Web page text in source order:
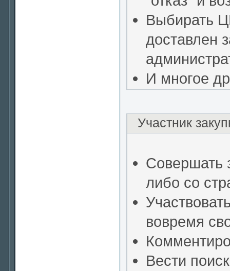
Выбирать
доставлен
И многое
Участник
Совершать
либо со
вовремя
Вести